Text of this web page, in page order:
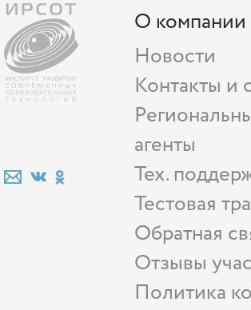
О компании
Новости
Контакты и
агенты
Тех.
Тестовая
Обратная
Отзывы
Политика